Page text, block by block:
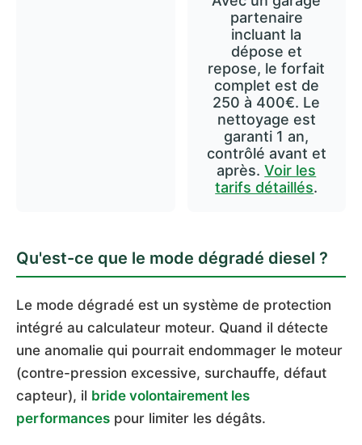
partenaire
incluant la
dépose et
repose, le forfait
complet est de
250 à 400€. Le
nettoyage est
garanti 1 an,
contrôlé avant et
après.Voir les
tarifs détaillés.
Qu'est-ce que le mode dégradé diesel ?
Le mode dégradé est un système de protection
intégré au calculateur moteur. Quand il détecte
une anomalie qui pourrait endommager le moteur
(contre-pression excessive, surchauffe, défaut
capteur), il bride volontairement les
performances pour limiter les dégâts.